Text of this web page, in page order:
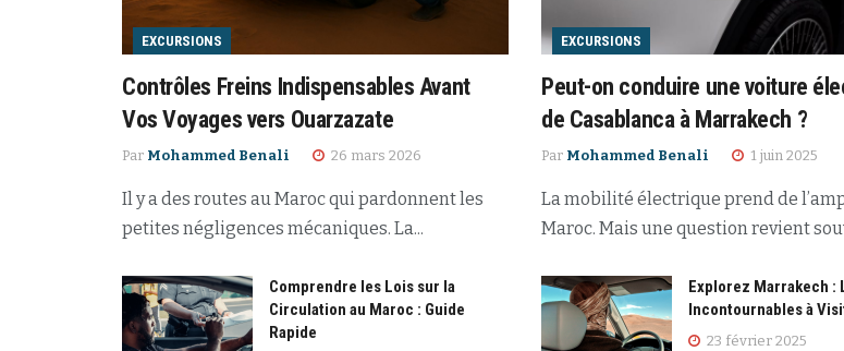
EXCURSIONS
Contrôles Freins Indispensables Avant
Vos Voyages vers Ouarzazate
Par Mohammed Benali 26 mars 2026
Il y a des routes au Maroc qui pardonnent les
petites négligences mécaniques. La...
EXCURSIONS
Peut-on conduire une voiture
de Casablanca à Marrakech ?
Par Mohammed Benali 1 juin 2025
La mobilité électrique prend de
Maroc. Mais une question revient
Comprendre les Lois sur la
Circulation au Maroc : Guide
Rapide
Explorez Marrakech :
Incontournables à
23 février 2025